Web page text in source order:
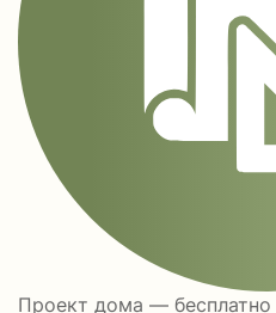
Проект дома — бесплатно